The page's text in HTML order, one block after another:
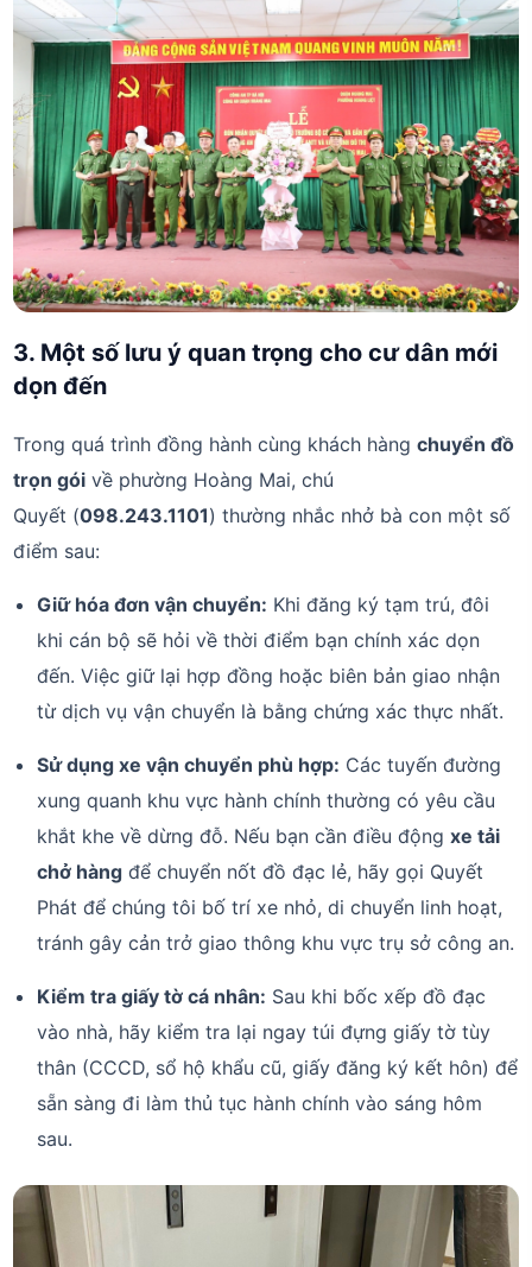
3. Một số lưu ý quan trọng cho cư dân mới
dọn đến
Trong quá trình đồng hành cùng khách hàngchuyển đồ
trọn gói về phường Hoàng Mai, chú
Quyết (098.243.1101) thường nhắc nhở bà con một số
điểm sau:
Giữ hóa đơn vận chuyển: Khi đăng ký tạm trú, đôi
khi cán bộ sẽ hỏi về thời điểm bạn chính xác dọn
đến. Việc giữ lại hợp đồng hoặc biên bản giao nhận
từ dịch vụ vận chuyển là bằng chứng xác thực nhất.
Sử dụng xe vận chuyển phù hợp: Các tuyến đường
xung quanh khu vực hành chính thường có yêu cầu
khắt khe về dừng đỗ. Nếu bạn cần điều độngxe tải
chở hàng để chuyển nốt đồ đạc lẻ, hãy gọi Quyết
Phát để chúng tôi bố trí xe nhỏ, di chuyển linh hoạt,
tránh gây cản trở giao thông khu vực trụ sở công an.
Kiểm tra giấy tờ cá nhân: Sau khi bốc xếp đồ đạc
vào nhà, hãy kiểm tra lại ngay túi đựng giấy tờ tùy
thân (CCCD, sổ hộ khẩu cũ, giấy đăng ký kết hôn) để
sẵn sàng đi làm thủ tục hành chính vào sáng hôm
sau.